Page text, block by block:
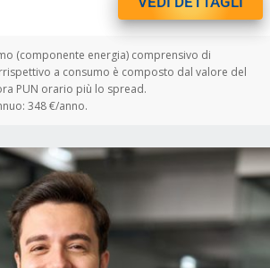
(componente energia) comprensivo di
a consumo è composto dal valore del
PUN orario più lo spread.
348 €/anno.